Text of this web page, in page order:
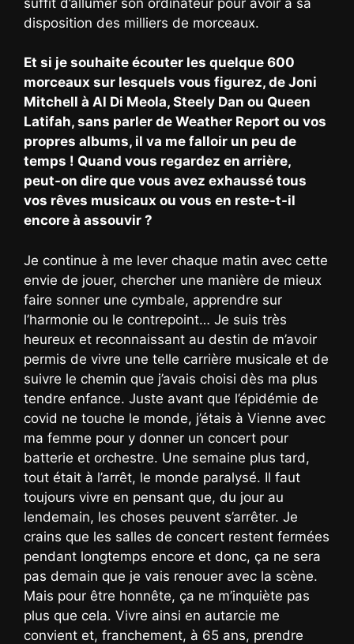
disposition des milliers de morceaux.
Et si je souhaite écouter les quelque 600
morceaux sur lesquels vous figurez, de Joni
Mitchell à Al Di Meola, Steely Dan ou Queen
Latifah, sans parler de Weather Report ou vos
propres albums, il va me falloir un peu de
temps ! Quand vous regardez en arrière,
peut-on dire que vous avez exhaussé tous
vos rêves musicaux ou vous en reste-t-il
encore à assouvir ?
Je continue à me lever chaque matin avec cette
envie de jouer, chercher une manière de mieux
faire sonner une cymbale, apprendre sur
l’harmonie ou le contrepoint… Je suis très
heureux et reconnaissant au destin de m’avoir
permis de vivre une telle carrière musicale et de
suivre le chemin que j’avais choisi dès ma plus
tendre enfance. Juste avant que l’épidémie de
covid ne touche le monde, j’étais à Vienne avec
ma femme pour y donner un concert pour
batterie et orchestre. Une semaine plus tard,
tout était à l’arrêt, le monde paralysé. Il faut
toujours vivre en pensant que, du jour au
lendemain, les choses peuvent s’arrêter. Je
crains que les salles de concert restent fermées
pendant longtemps encore et donc, ça ne sera
pas demain que je vais renouer avec la scène.
Mais pour être honnête, ça ne m’inquiète pas
plus que cela. Vivre ainsi en autarcie me
convient et, franchement, à 65 ans, prendre